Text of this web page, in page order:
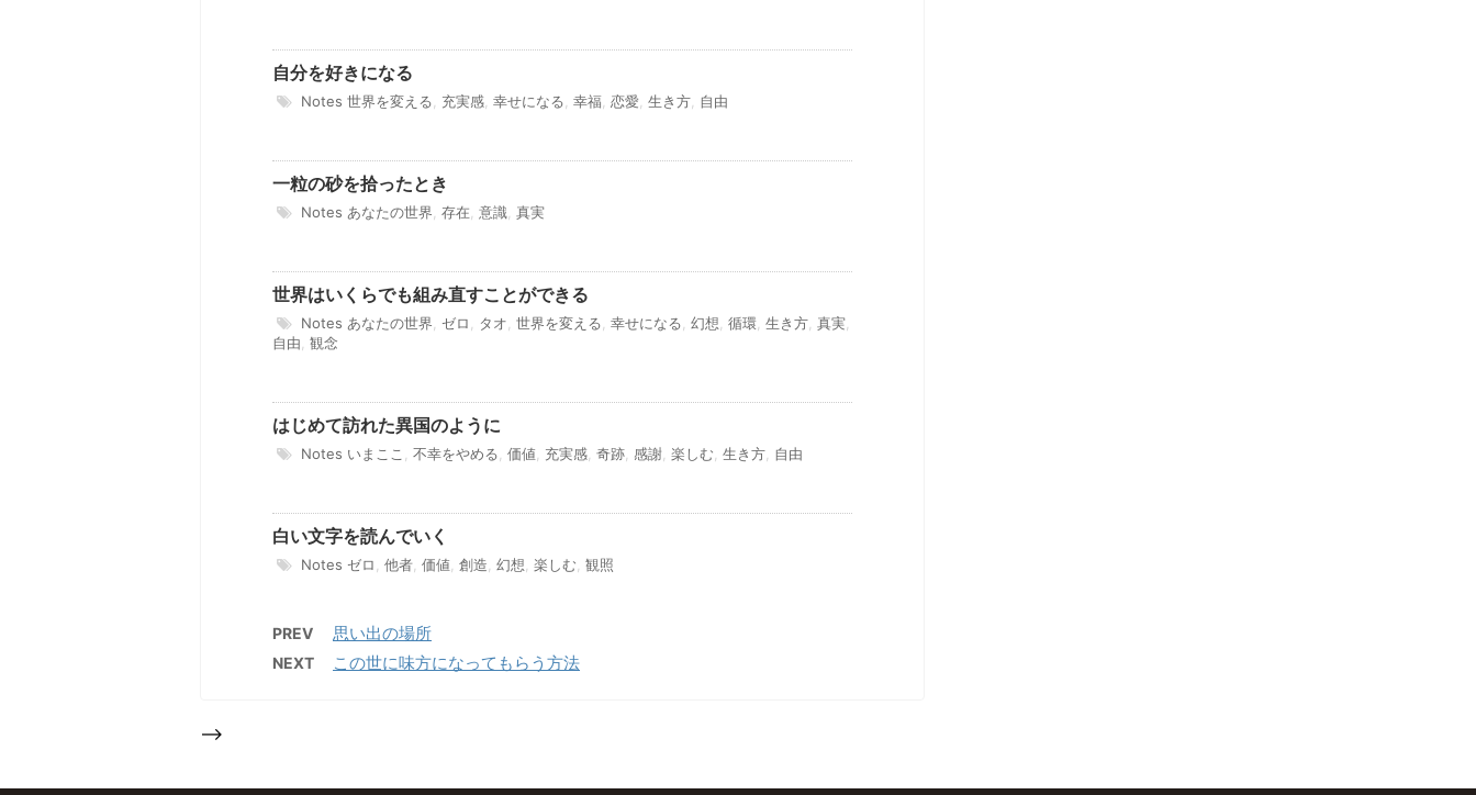
自分を好きになる
Notes 世界を変える 充実感 幸せになる 幸福 恋愛 生き方 自由
一粒の砂を拾ったとき
Notes あなたの世界 存在 意識 真実
世界はいくらでも組み直すことができる
Notes あなたの世界 ゼロ タオ 世界を変える 幸せになる 幻想 循環 生き方 真実
自由 観念
はじめて訪れた異国のように
Notes いまここ 不幸をやめる 価値 充実感 奇跡 感謝 楽しむ 生き方 自由
白い文字を読んでいく
Notes ゼロ 他者 価値 創造 幻想 楽しむ 観照
PREV 思い出の場所
NEXT この世に味方になってもらう方法
-->